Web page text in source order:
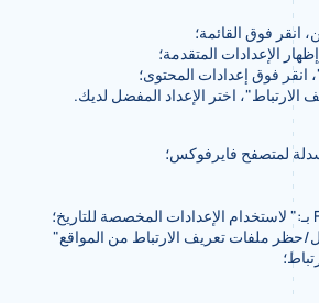
حظر ملفات تعريف الارتباط من المواقع"